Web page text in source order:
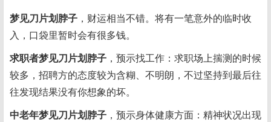
梦见刀片划脖子 ，财运相当不错。将有一笔意外的临时收
入，口袋里暂时会有很多钱。
求职者梦见刀片划脖子 ，预示找工作：求职场上揣测的时候
较多，招聘方的态度较为含糊、不明朗，不过坚持到最后往
往发现结果没有你想象的坏。
中老年梦见刀片划脖子 ，预示身体健康方面：精神状况出现